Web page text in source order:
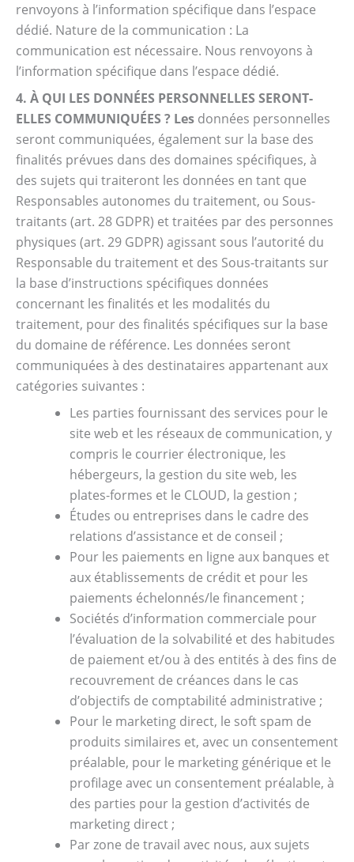
renvoyons à l’information spécifique dans l’espace
dédié. Nature de la communication : La
communication est nécessaire. Nous renvoyons à
l’information spécifique dans l’espace dédié.
4. À QUI LES DONNÉES PERSONNELLES SERONT-
ELLES COMMUNIQUÉES ? Les données personnelles
seront communiquées, également sur la base des
finalités prévues dans des domaines spécifiques, à
des sujets qui traiteront les données en tant que
Responsables autonomes du traitement, ou Sous-
traitants (art. 28 GDPR) et traitées par des personnes
physiques (art. 29 GDPR) agissant sous l’autorité du
Responsable du traitement et des Sous-traitants sur
la base d’instructions spécifiques données
concernant les finalités et les modalités du
traitement, pour des finalités spécifiques sur la base
du domaine de référence. Les données seront
communiquées à des destinataires appartenant aux
catégories suivantes :
Les parties fournissant des services pour le
site web et les réseaux de communication, y
compris le courrier électronique, les
hébergeurs, la gestion du site web, les
plates-formes et le CLOUD, la gestion ;
Études ou entreprises dans le cadre des
relations d’assistance et de conseil ;
Pour les paiements en ligne aux banques et
aux établissements de crédit et pour les
paiements échelonnés/le financement ;
Sociétés d’information commerciale pour
l’évaluation de la solvabilité et des habitudes
de paiement et/ou à des entités à des fins de
recouvrement de créances dans le cas
d’objectifs de comptabilité administrative ;
Pour le marketing direct, le soft spam de
produits similaires et, avec un consentement
préalable, pour le marketing générique et le
profilage avec un consentement préalable, à
des parties pour la gestion d’activités de
marketing direct ;
Par zone de travail avec nous, aux sujets